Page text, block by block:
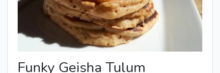
Funky Geisha Tulum